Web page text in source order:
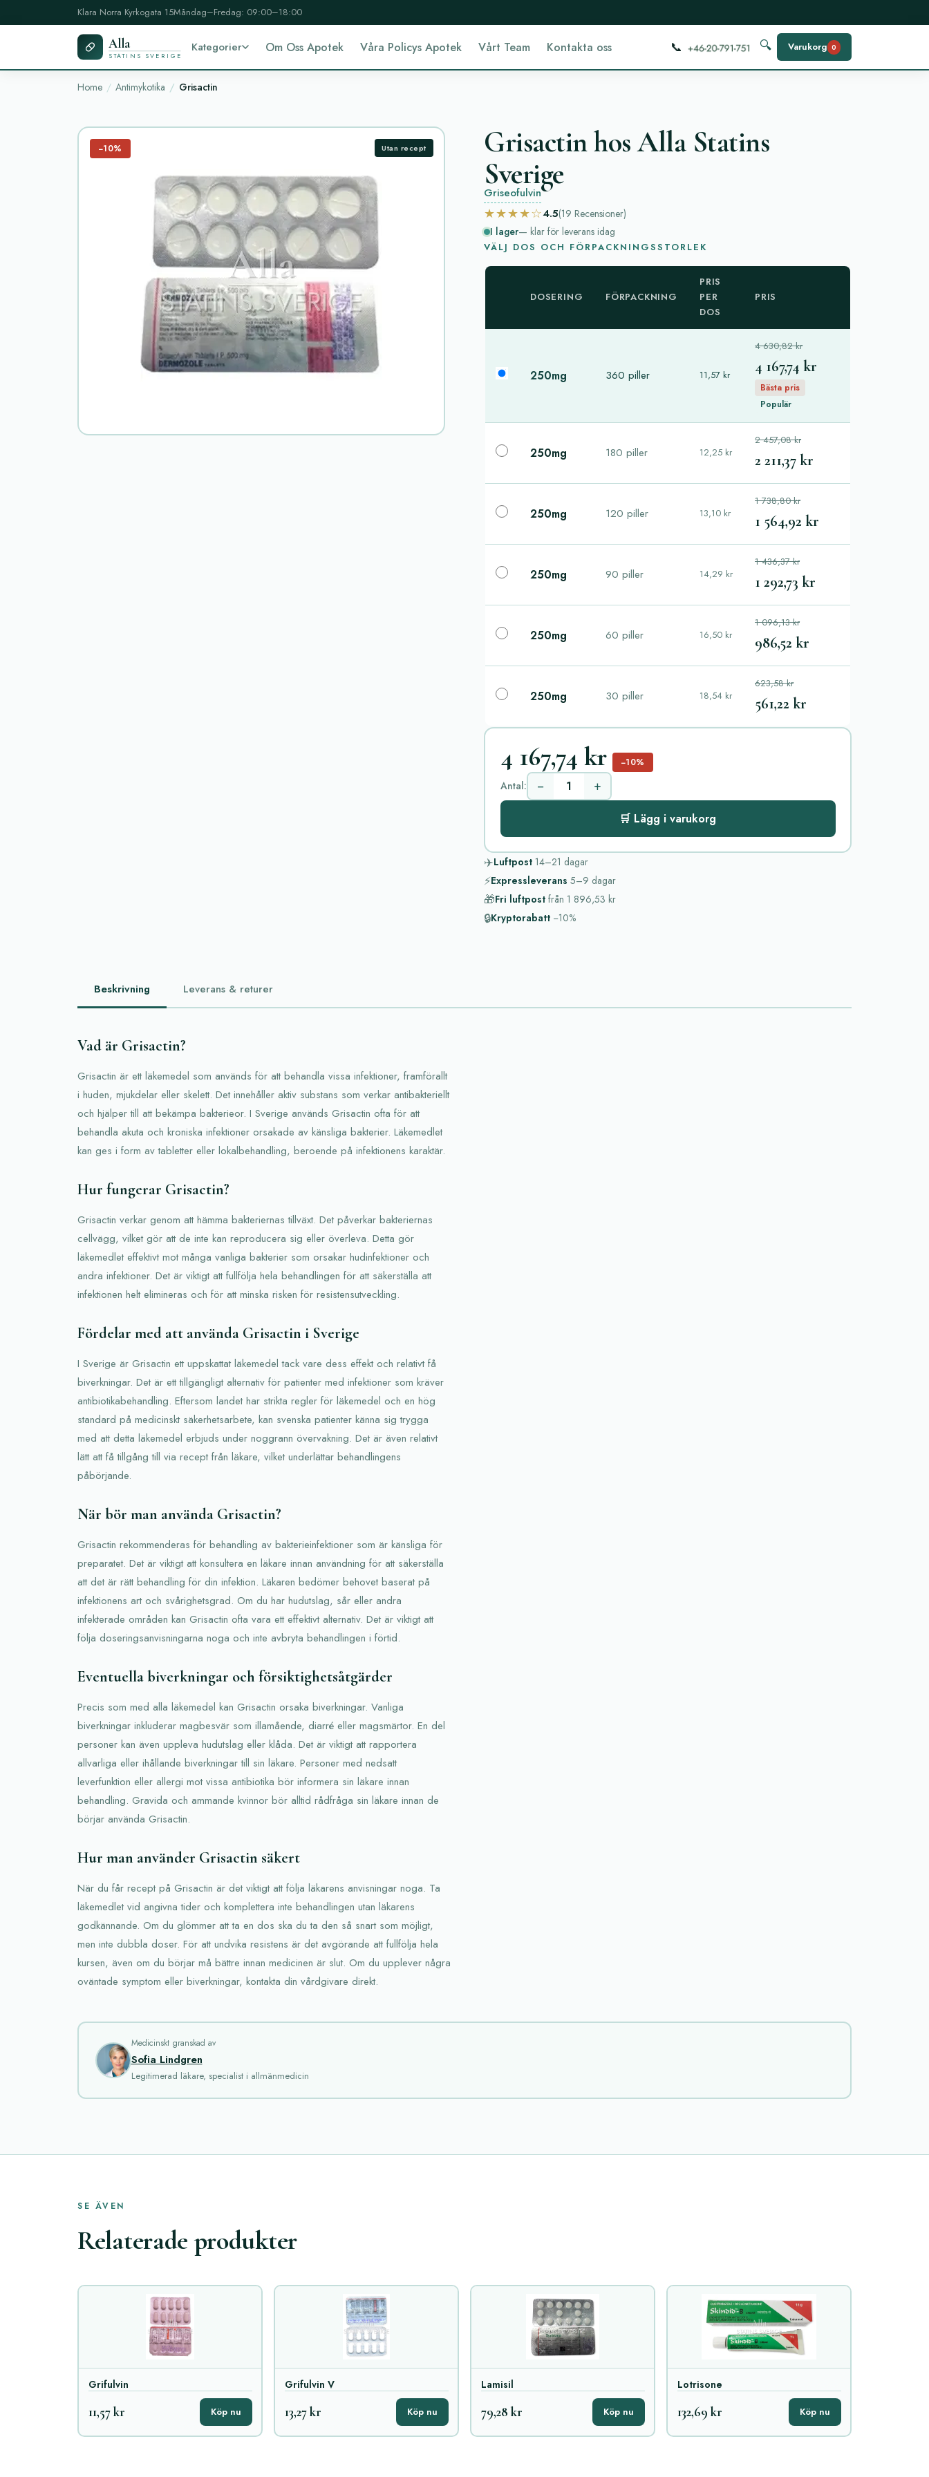
Klara Norra Kyrkogata 15Måndag–Fredag: 09:00–18:00
Alla
STATINS SVERIGE
Kategorier Om Oss Apotek Våra Policys Apotek Vårt Team Kontakta oss 📞 🔍 Varukorg 0
Home Antimykotika Grisactin
−10% Utan recept
Grisactin hos Alla Statins
Sverige
Griseofulvin
★★★★☆4.5(19 Recensioner)
I lager— klar för leverans idag
VÄLJ DOS OCH FÖRPACKNINGSSTORLEK
DOSERING FÖRPACKNING
PRIS
PER
DOS
PRIS
250mg 360 piller 11,57 kr
4 630,82 kr
4 167,74 kr
Bästa pris
Populär
250mg 180 piller 12,25 kr
2 457,08 kr
2 211,37 kr
250mg 120 piller 13,10 kr
1 738,80 kr
1 564,92 kr
250mg 90 piller 14,29 kr
1 436,37 kr
1 292,73 kr
250mg 60 piller 16,50 kr
1 096,13 kr
986,52 kr
250mg 30 piller 18,54 kr
623,58 kr
561,22 kr
4 167,74 kr −10%
Antal: − +
🛒 Lägg i varukorg
✈️Luftpost 14–21 dagar
⚡Expressleverans 5–9 dagar
🎁Fri luftpost från 1 896,53 kr
🔒Kryptorabatt −10%
Beskrivning Leverans & returer
Vad är Grisactin?
Grisactin är ett läkemedel som används för att behandla vissa infektioner, framförallt
i huden, mjukdelar eller skelett. Det innehåller aktiv substans som verkar antibakteriellt
och hjälper till att bekämpa bakterieor. I Sverige används Grisactin ofta för att
behandla akuta och kroniska infektioner orsakade av känsliga bakterier. Läkemedlet
kan ges i form av tabletter eller lokalbehandling, beroende på infektionens karaktär.
Hur fungerar Grisactin?
Grisactin verkar genom att hämma bakteriernas tillväxt. Det påverkar bakteriernas
cellvägg, vilket gör att de inte kan reproducera sig eller överleva. Detta gör
läkemedlet effektivt mot många vanliga bakterier som orsakar hudinfektioner och
andra infektioner. Det är viktigt att fullfölja hela behandlingen för att säkerställa att
infektionen helt elimineras och för att minska risken för resistensutveckling.
Fördelar med att använda Grisactin i Sverige
I Sverige är Grisactin ett uppskattat läkemedel tack vare dess effekt och relativt få
biverkningar. Det är ett tillgängligt alternativ för patienter med infektioner som kräver
antibiotikabehandling. Eftersom landet har strikta regler för läkemedel och en hög
standard på medicinskt säkerhetsarbete, kan svenska patienter känna sig trygga
med att detta läkemedel erbjuds under noggrann övervakning. Det är även relativt
lätt att få tillgång till via recept från läkare, vilket underlättar behandlingens
påbörjande.
När bör man använda Grisactin?
Grisactin rekommenderas för behandling av bakterieinfektioner som är känsliga för
preparatet. Det är viktigt att konsultera en läkare innan användning för att säkerställa
att det är rätt behandling för din infektion. Läkaren bedömer behovet baserat på
infektionens art och svårighetsgrad. Om du har hudutslag, sår eller andra
infekterade områden kan Grisactin ofta vara ett effektivt alternativ. Det är viktigt att
följa doseringsanvisningarna noga och inte avbryta behandlingen i förtid.
Eventuella biverkningar och försiktighetsåtgärder
Precis som med alla läkemedel kan Grisactin orsaka biverkningar. Vanliga
biverkningar inkluderar magbesvär som illamående, diarré eller magsmärtor. En del
personer kan även uppleva hudutslag eller klåda. Det är viktigt att rapportera
allvarliga eller ihållande biverkningar till sin läkare. Personer med nedsatt
leverfunktion eller allergi mot vissa antibiotika bör informera sin läkare innan
behandling. Gravida och ammande kvinnor bör alltid rådfråga sin läkare innan de
börjar använda Grisactin.
Hur man använder Grisactin säkert
När du får recept på Grisactin är det viktigt att följa läkarens anvisningar noga. Ta
läkemedlet vid angivna tider och komplettera inte behandlingen utan läkarens
godkännande. Om du glömmer att ta en dos ska du ta den så snart som möjligt,
men inte dubbla doser. För att undvika resistens är det avgörande att fullfölja hela
kursen, även om du börjar må bättre innan medicinen är slut. Om du upplever några
oväntade symptom eller biverkningar, kontakta din vårdgivare direkt.
Medicinskt granskad av
Sofia Lindgren
Legitimerad läkare, specialist i allmänmedicin
SE ÄVEN
Relaterade produkter
Grifulvin
11,57 kr Köp nu
Grifulvin V
13,27 kr Köp nu
Lamisil
79,28 kr Köp nu
Lotrisone
132,69 kr Köp nu